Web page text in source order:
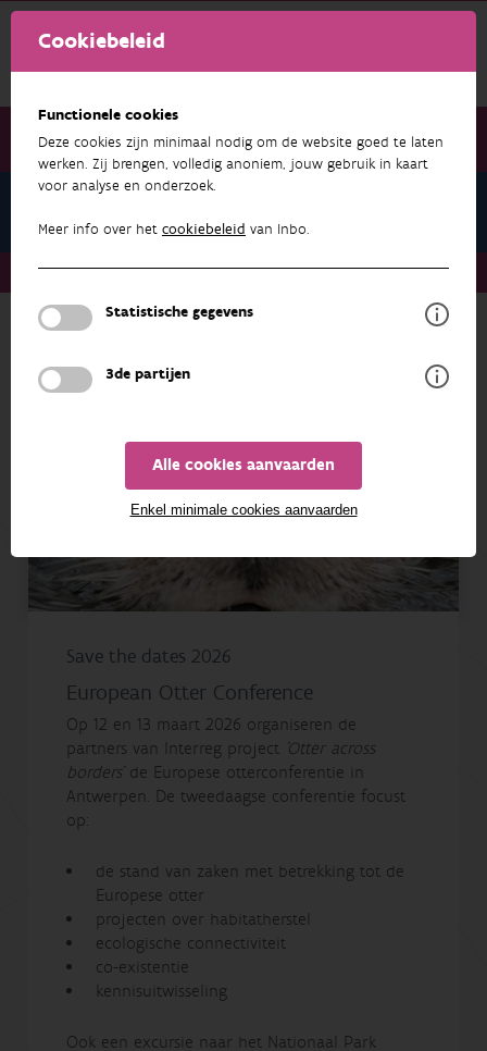
Cookiebeleid
Functionele cookies
Deze cookies zijn minimaal nodig om de website goed te laten
werken. Zij brengen, volledig anoniem, jouw gebruik in kaart
voor analyse en onderzoek.
Meer info over het cookiebeleid van Inbo.
Statistische gegevens
3de partijen
Alle cookies aanvaarden
Enkel minimale cookies aanvaarden
Nieuwsbrief december 2025 Save the dates 2026
Save the dates 2026
European Otter Conference
Op 12 en 13 maart 2026 organiseren de
partners van Interreg project 'Otter across
borders'de Europese otterconferentie in
Antwerpen. De tweedaagse conferentie focust
op:
de stand van zaken met betrekking tot de
Europese otter
projecten over habitatherstel
ecologische connectiviteit
co-existentie
kennisuitwisseling
Ook een excursie naar het Nationaal Park